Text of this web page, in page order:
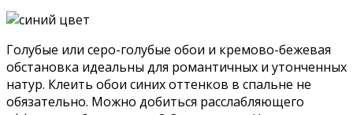
Голубые или серо-голубые обои и кремово-бежевая
обстановка идеальны для романтичных и утонченных
натур. Клеить обои синих оттенков в спальне не
обязательно. Можно добиться расслабляющего